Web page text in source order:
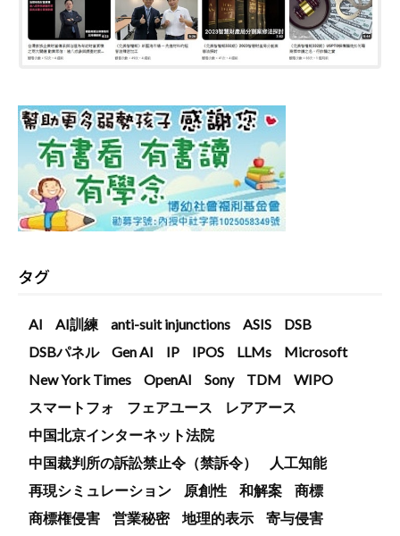
タグ
AI AI訓練 anti-suit injunctions ASIS
DSB
DSBパネル
Gen AI IP IPOS LLMs
Microsoft
New York Times
OpenAI Sony TDM
WIPO
スマートフォ
フェアユース
レアアース
中国北京インターネット法院
中国裁判所の訴訟禁止令（禁訴令）
人工知能
再現シミュレーション
原創性 和解案
商標
商標権侵害
営業秘密 地理的表示
寄与侵害